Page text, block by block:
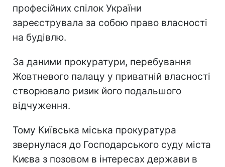
професійних спілок України
зареєструвала за собою право власності
на будівлю.
За даними прокуратури, перебування
Жовтневого палацу у приватній власності
створювало ризик його подальшого
відчуження.
Тому Київська міська прокуратура
звернулася до Господарського суду міста
Києва з позовом в інтересах держави в